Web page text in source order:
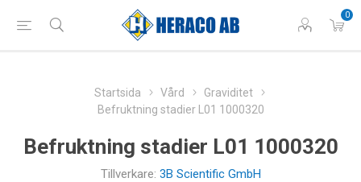
0
Startsida Vård
Graviditet
Befruktning stadier L01 1000320
Befruktning stadier L01 1000320
Tillverkare: 3B Scientific GmbH